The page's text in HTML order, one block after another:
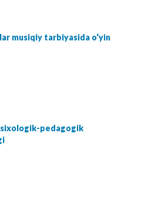
musiqiy tarbiyasida o‘yin
pedagogik